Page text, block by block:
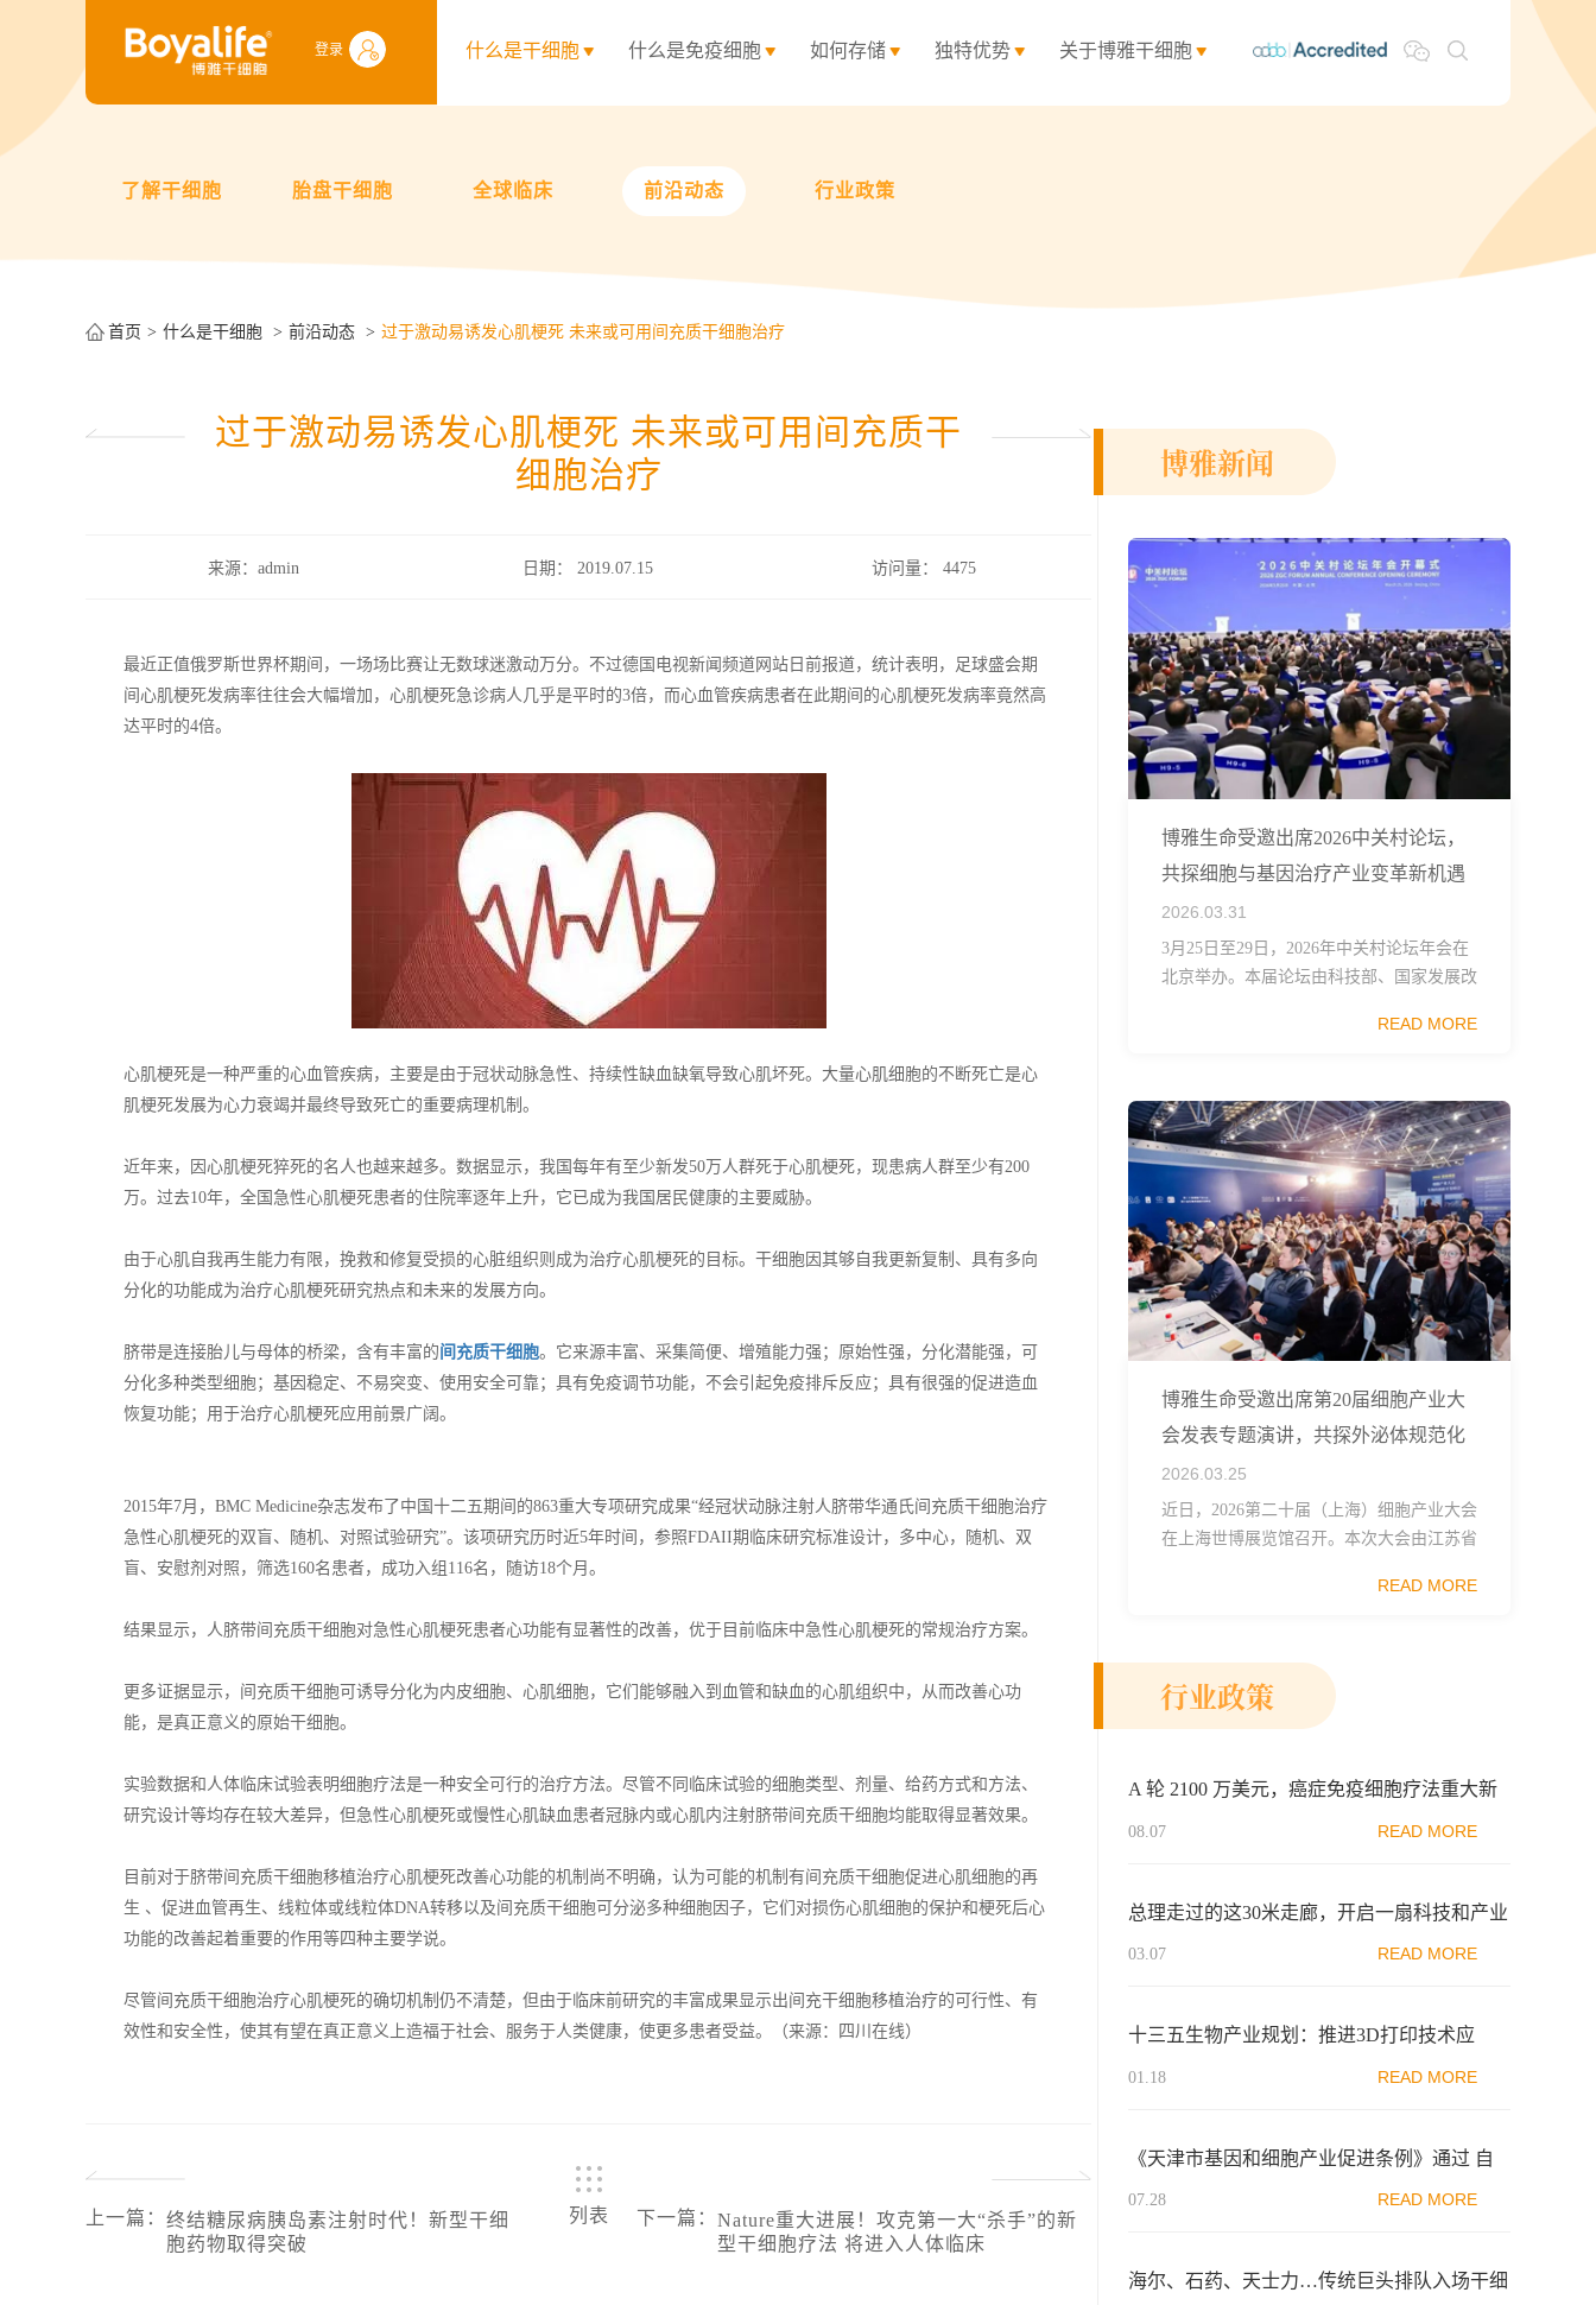
登录 什么是干细胞 什么是免疫细胞 如何存储 独特优势 关于博雅干细胞
了解干细胞 胎盘干细胞 全球临床 前沿动态 行业政策
首页 什么是干细胞 前沿动态 过于激动易诱发心肌梗死 未来或可用间充质干细胞治疗
过于激动易诱发心肌梗死 未来或可用间充质干
细胞治疗
来源：admin 日期： 2019.07.15 访问量： 4475
最近正值俄罗斯世界杯期间，一场场比赛让无数球迷激动万分。不过德国电视新闻频道网站日前报道，统计表明，足球盛会期
间心肌梗死发病率往往会大幅增加，心肌梗死急诊病人几乎是平时的3倍，而心血管疾病患者在此期间的心肌梗死发病率竟然高
达平时的4倍。
心肌梗死是一种严重的心血管疾病，主要是由于冠状动脉急性、持续性缺血缺氧导致心肌坏死。大量心肌细胞的不断死亡是心
肌梗死发展为心力衰竭并最终导致死亡的重要病理机制。
近年来，因心肌梗死猝死的名人也越来越多。数据显示，我国每年有至少新发50万人群死于心肌梗死，现患病人群至少有200
万。过去10年，全国急性心肌梗死患者的住院率逐年上升，它已成为我国居民健康的主要威胁。
由于心肌自我再生能力有限，挽救和修复受损的心脏组织则成为治疗心肌梗死的目标。干细胞因其够自我更新复制、具有多向
分化的功能成为治疗心肌梗死研究热点和未来的发展方向。
脐带是连接胎儿与母体的桥梁，含有丰富的间充质干细胞。它来源丰富、采集简便、增殖能力强；原始性强，分化潜能强，可
分化多种类型细胞；基因稳定、不易突变、使用安全可靠；具有免疫调节功能，不会引起免疫排斥反应；具有很强的促进造血
恢复功能；用于治疗心肌梗死应用前景广阔。
2015年7月，BMC Medicine杂志发布了中国十二五期间的863重大专项研究成果“经冠状动脉注射人脐带华通氏间充质干细胞治疗
急性心肌梗死的双盲、随机、对照试验研究”。该项研究历时近5年时间，参照FDAII期临床研究标准设计，多中心，随机、双
盲、安慰剂对照，筛选160名患者，成功入组116名，随访18个月。
结果显示，人脐带间充质干细胞对急性心肌梗死患者心功能有显著性的改善，优于目前临床中急性心肌梗死的常规治疗方案。
更多证据显示，间充质干细胞可诱导分化为内皮细胞、心肌细胞，它们能够融入到血管和缺血的心肌组织中，从而改善心功
能，是真正意义的原始干细胞。
实验数据和人体临床试验表明细胞疗法是一种安全可行的治疗方法。尽管不同临床试验的细胞类型、剂量、给药方式和方法、
研究设计等均存在较大差异，但急性心肌梗死或慢性心肌缺血患者冠脉内或心肌内注射脐带间充质干细胞均能取得显著效果。
目前对于脐带间充质干细胞移植治疗心肌梗死改善心功能的机制尚不明确，认为可能的机制有间充质干细胞促进心肌细胞的再
生 、促进血管再生、线粒体或线粒体DNA转移以及间充质干细胞可分泌多种细胞因子，它们对损伤心肌细胞的保护和梗死后心
功能的改善起着重要的作用等四种主要学说。
尽管间充质干细胞治疗心肌梗死的确切机制仍不清楚，但由于临床前研究的丰富成果显示出间充干细胞移植治疗的可行性、有
效性和安全性，使其有望在真正意义上造福于社会、服务于人类健康，使更多患者受益。（来源：四川在线）
上一篇 ： 终结糖尿病胰岛素注射时代！新型干细
胞药物取得突破
列表 下一篇 ： Nature重大进展！攻克第一大“杀手”的新
型干细胞疗法 将进入人体临床
博雅新闻
博雅生命受邀出席2026中关村论坛，
共探细胞与基因治疗产业变革新机遇
2026.03.31
3月25日至29日，2026年中关村论坛年会在
北京举办。本届论坛由科技部、国家发展改
国科学院、中国工程院、中国科协和北京市
READ MORE
博雅生命受邀出席第20届细胞产业大
会发表专题演讲，共探外泌体规范化
发展
2026.03.25
近日，2026第二十届（上海）细胞产业大会
在上海世博展览馆召开。本次大会由江苏省
促进会细胞医药分会、武汉东湖国家自主创
READ MORE
行业政策
A 轮 2100 万美元，癌症免疫细胞疗法重大新
突破！
08.07 READ MORE
总理走过的这30米走廊，开启一扇科技和产业
变革的窗口
03.07 READ MORE
十三五生物产业规划：推进3D打印技术应
用、建免疫细胞治疗示范中心、加快发展精准
01.18 READ MORE
《天津市基因和细胞产业促进条例》通过 自
2023年9月1日起施行
07.28 READ MORE
海尔、石药、天士力…传统巨头排队入场干细